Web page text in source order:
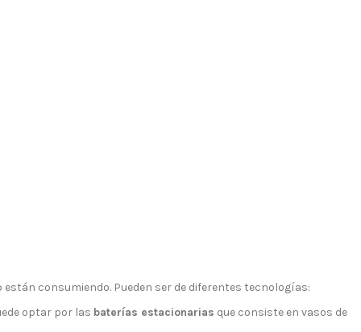
consumiendo. Pueden ser de diferentes tecnologías:
optar por las baterías estacionarias que consiste en vasos de